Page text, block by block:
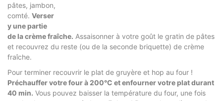
pâtes, jambon,
comté. Verser
y une partie
de la crème fraîche. Assaisonner à votre goût le gratin de pâtes
et recouvrez du reste (ou de la seconde briquette) de crème
fraîche.
Pour terminer recouvrir le plat de gruyère et hop au four !
Préchauffer votre four à 200°C et enfourner votre plat durant
40 min. Vous pouvez baisser la température du four, une fois